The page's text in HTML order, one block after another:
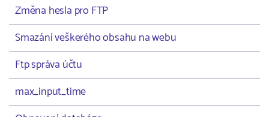
Změna hesla pro FTP
Smazání veškerého obsahu na webu
Ftp správa účtu
max_input_time